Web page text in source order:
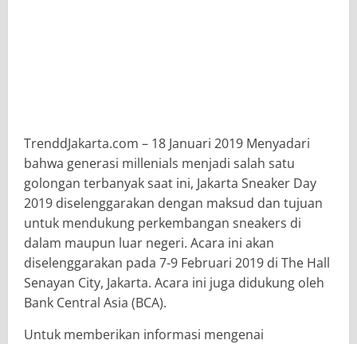
TrenddJakarta.com – 18 Januari 2019 Menyadari
bahwa generasi millenials menjadi salah satu
golongan terbanyak saat ini, Jakarta Sneaker Day
2019 diselenggarakan dengan maksud dan tujuan
untuk mendukung perkembangan sneakers di
dalam maupun luar negeri. Acara ini akan
diselenggarakan pada 7-9 Februari 2019 di The Hall
Senayan City, Jakarta. Acara ini juga didukung oleh
Bank Central Asia (BCA).
Untuk memberikan informasi mengenai